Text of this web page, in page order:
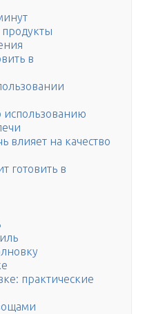
в
влияет на качество
готовить в
практические